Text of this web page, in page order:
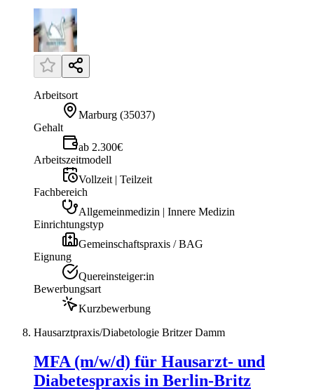
Arbeitsort
Marburg (35037)
Gehalt
ab 2.300€
Arbeitszeitmodell
Vollzeit | Teilzeit
Fachbereich
Allgemeinmedizin | Innere Medizin
Einrichtungstyp
Gemeinschaftspraxis / BAG
Eignung
Quereinsteiger:in
Bewerbungsart
Kurzbewerbung
Hausarztpraxis/Diabetologie Britzer Damm
MFA (m/w/d) für Hausarzt- und
Diabetespraxis in Berlin-Britz